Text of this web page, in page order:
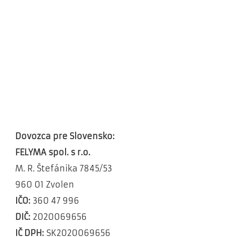
Dovozca pre Slovensko:
FELYMA spol. s r.o.
M. R. Štefánika 7845/53
960 01 Zvolen
IČO: 360 47 996
DIČ: 2020069656
IČ DPH: SK2020069656